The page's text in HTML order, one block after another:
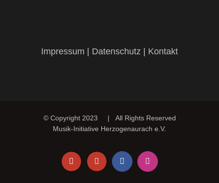
Impressum | Datenschutz | Kontakt
© Copyright 2023 | All Rights Reserved
Musik-Initiative Herzogenaurach e.V.
TelefonE-
Mail
FacebookInstagram